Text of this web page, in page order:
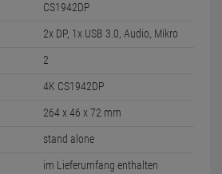
CS1942DP
2x DP, 1x USB 3.0, Audio, Mikro
2
4K CS1942DP
264 x 46 x 72 mm
stand alone
im Lieferumfang enthalten